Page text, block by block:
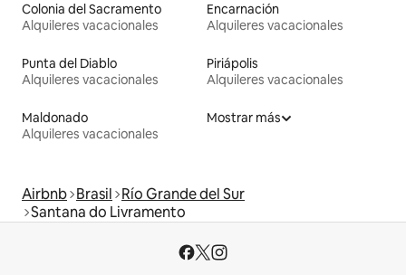
Colonia del Sacramento
Alquileres vacacionales
Encarnación
Alquileres vacacionales
Punta del Diablo
Alquileres vacacionales
Piriápolis
Alquileres vacacionales
Maldonado
Alquileres vacacionales
Mostrar más
Airbnb Brasil Río Grande del Sur
Santana do Livramento